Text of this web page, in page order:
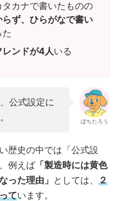
タカナで書いたものの
らず、ひらがなで書い
ンドが4人いる
公式設定に
ぽちたろう
歴史の中では「公式設
例えば「製造時には黄色
った理由」
としては、 ２
ています。